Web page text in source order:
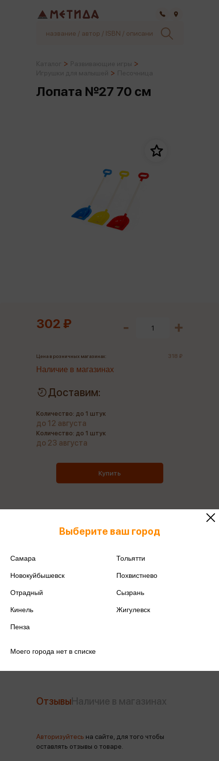
Лопата №27 70 см
302 ₽
Цена в розничных магазинах: 318 ₽
Наличие в магазинах
Доставим:
Количество: до 1 штук
до 12 августа
Количество: до 1 штук
до 23 августа
Купить
Все товары производителя
Отзывы
Авторизуйтесь на сайте, для того чтобы
оставлять отзывы о товаре.
Выберите ваш город
Самара Тольятти
Новокуйбышевск Похвистнево
Отрадный Сызрань
Кинель Жигулевск
Пенза
Моего города нет в списке